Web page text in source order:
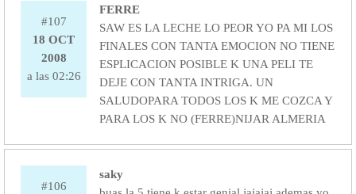
#107
18 OCT
2008
a las 02:26
FERRE
SAW ES LA LECHE LO PEOR YO PA MI LOS
FINALES CON TANTA EMOCION NO TIENE
ESPLICACION POSIBLE K UNA PELI TE
DEJE CON TANTA INTRIGA. UN
SALUDOPARA TODOS LOS K ME COZCA Y
PARA LOS K NO (FERRE)NIJAR ALMERIA
#106
saky